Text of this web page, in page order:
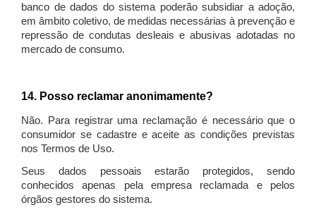
banco de dados do sistema poderão subsidiar a adoção,
em âmbito coletivo, de medidas necessárias à prevenção e
repressão de condutas desleais e abusivas adotadas no
mercado de consumo.
14. Posso reclamar anonimamente?
Não. Para registrar uma reclamação é necessário que o
consumidor se cadastre e aceite as condições previstas
nos Termos de Uso.
Seus dados pessoais estarão protegidos, sendo
conhecidos apenas pela empresa reclamada e pelos
órgãos gestores do sistema.